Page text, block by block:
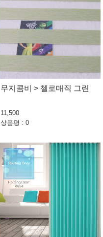
무지콤비 > 첼로매직 그린
11,500
상품평 : 0